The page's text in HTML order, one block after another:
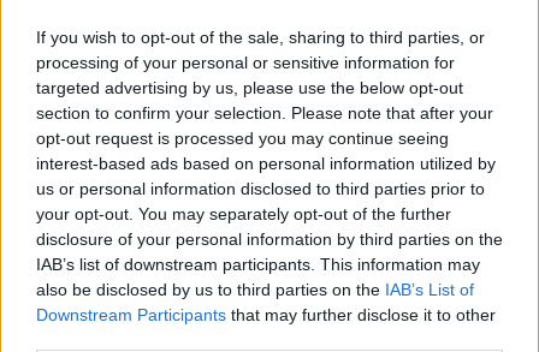
If you wish to opt-out of the sale, sharing to third parties, or
processing of your personal or sensitive information for
targeted advertising by us, please use the below opt-out
section to confirm your selection. Please note that after your
opt-out request is processed you may continue seeing
interest-based ads based on personal information utilized by
us or personal information disclosed to third parties prior to
your opt-out. You may separately opt-out of the further
disclosure of your personal information by third parties on the
IAB’s list of downstream participants. This information may
also be disclosed by us to third parties on the IAB’s List of
Downstream Participants that may further disclose it to other